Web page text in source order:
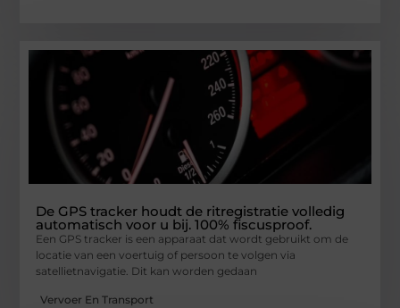
De GPS tracker houdt de ritregistratie volledig
automatisch voor u bij. 100% fiscusproof.
Een GPS tracker is een apparaat dat wordt gebruikt om de
locatie van een voertuig of persoon te volgen via
satellietnavigatie. Dit kan worden gedaan
Vervoer En Transport